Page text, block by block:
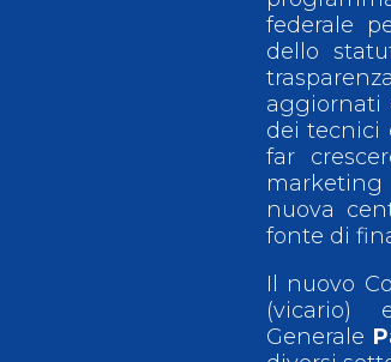
federale
dello
aggiornati
dei tecnici
far
nuova
fonte di
Il nuovo
(vicario)
Generale